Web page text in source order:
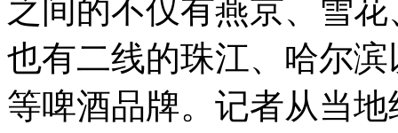
之间的不仅有燕京、雪
也有二线的珠江、哈尔
等啤酒品牌。记者从当